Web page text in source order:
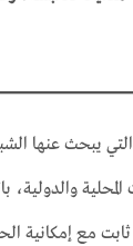
يبحث عنها
والدولية،
مع إمكانية